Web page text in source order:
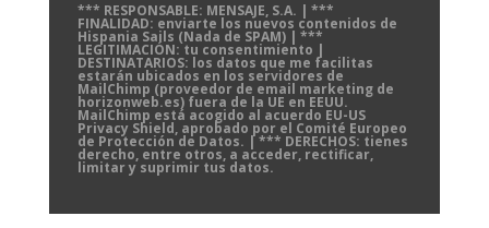
*** RESPONSABLE: MENSAJE, S.A. | ***
FINALIDAD: enviarte los nuevos contenidos de
Hispania Sails (Nada de SPAM) | ***
LEGITIMACIÓN: tu consentimiento |
DESTINATARIOS: los datos que me facilitas
estarán ubicados en los servidores de
MailChimp (proveedor de email marketing de
horizonweb.es) fuera de la UE en EEUU.
MailChimp está acogido al acuerdo EU-US
Privacy Shield, aprobado por el Comité Europeo
de Protección de Datos. | *** DERECHOS: tienes
derecho, entre otros, a acceder, rectificar,
limitar y suprimir tus datos.